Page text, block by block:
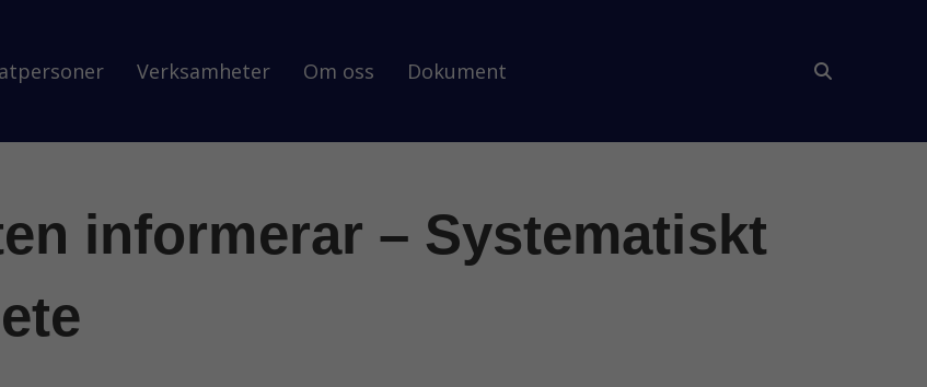
Verksamheter Om oss Dokument
informerar – Systematiskt